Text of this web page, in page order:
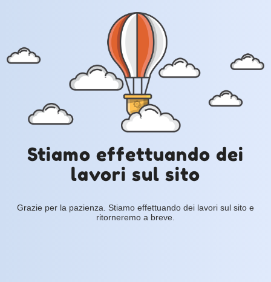
Stiamo effettuando dei
lavori sul sito
Grazie per la pazienza. Stiamo effettuando dei lavori sul sito e
ritorneremo a breve.